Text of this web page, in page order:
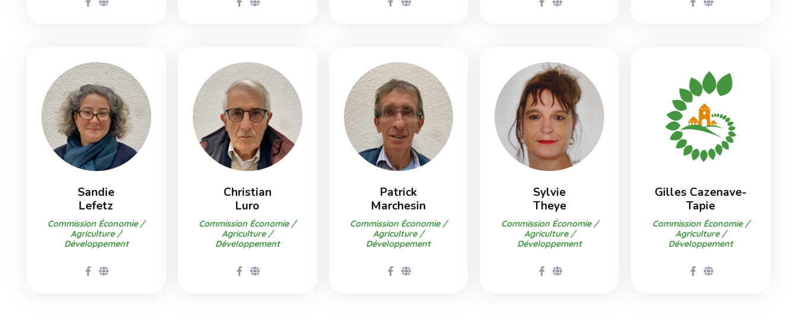
Sandie
Lefetz
Commission Économie /
Agriculture /
Développement
Christian
Luro
Commission Économie /
Agriculture /
Développement
Patrick
Marchesin
Commission Économie /
Agriculture /
Développement
Sylvie
Theye
Commission Économie /
Agriculture /
Développement
Gilles Cazenave-
Tapie
Commission Économie /
Agriculture /
Développement